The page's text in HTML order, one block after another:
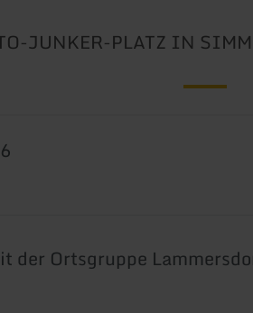
JUNKER-PLATZ IN
der Ortsgruppe